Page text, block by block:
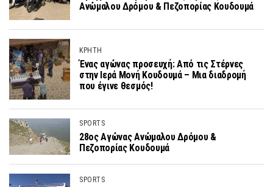
Ανώμαλου Δρόμου & Πεζοπορίας Κουδουμά
ΚΡΗΤΗ
Ένας αγώνας προσευχή: Από τις Στέρνες
στην Ιερά Μονή Κουδουμά – Μια διαδρομή
που έγινε θεσμός!
SPORTS
28ος Αγώνας Ανώμαλου Δρόμου &
Πεζοπορίας Κουδουμά
SPORTS